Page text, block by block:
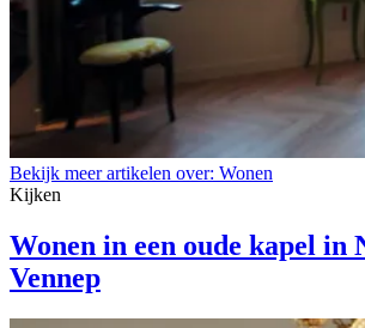
Bekijk meer artikelen over: Wonen
Kijken
Wonen in een oude kapel in
Vennep